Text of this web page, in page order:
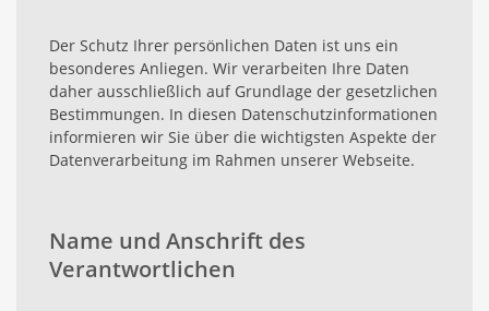
Der Schutz Ihrer persönlichen Daten ist uns ein
besonderes Anliegen. Wir verarbeiten Ihre Daten
daher ausschließlich auf Grundlage der gesetzlichen
Bestimmungen. In diesen Datenschutzinformationen
informieren wir Sie über die wichtigsten Aspekte der
Datenverarbeitung im Rahmen unserer Webseite.
Name und Anschrift des
Verantwortlichen